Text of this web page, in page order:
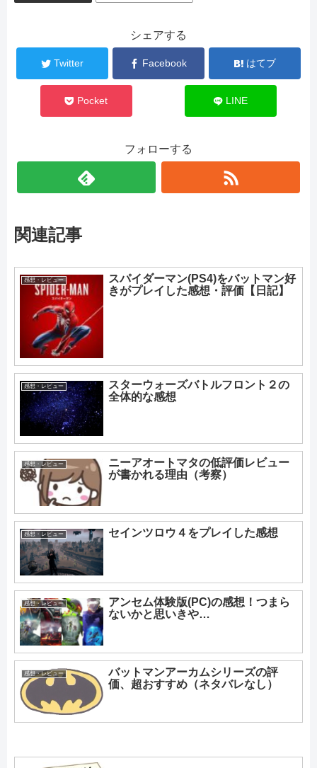
シェアする
Twitter Facebook はてブ
Pocket LINE
フォローする
関連記事
感想・レビュー
スパイダーマン(PS4)をバットマン好
きがプレイした感想・評価【日記】
感想・レビュー
スターウォーズバトルフロント２の
全体的な感想
感想・レビュー
ニーアオートマタの低評価レビュー
が書かれる理由（考察）
感想・レビュー セインツロウ４をプレイした感想
感想・レビュー
アンセム体験版(PC)の感想！つまら
ないかと思いきや…
感想・レビュー
バットマンアーカムシリーズの評
価、超おすすめ（ネタバレなし）